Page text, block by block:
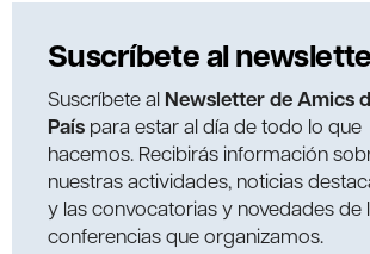
Suscríbete al
Suscríbete al Newsletter de Amics
País para estar al día de todo lo que
hacemos. Recibirás información
nuestras actividades, noticias
y las convocatorias y novedades de
conferencias que organizamos.